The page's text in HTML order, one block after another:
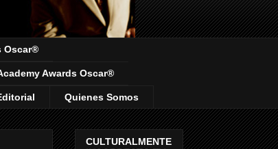
Oscar®
Awards Oscar®
Quienes Somos
CULTURALMENTE